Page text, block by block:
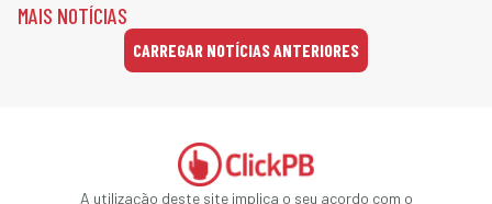
MAIS NOTÍCIAS
CARREGAR NOTÍCIAS ANTERIORES
A utilização deste site implica o seu acordo com o